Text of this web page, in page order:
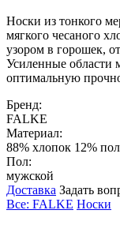
Носки из тонкого
мягкого чесаного
узором в горошек,
Усиленные области
оптимальную
Бренд:
FALKE
Материал:
88% хлопок 12%
Пол:
мужской
Доставка Задать
Все: FALKE Носки